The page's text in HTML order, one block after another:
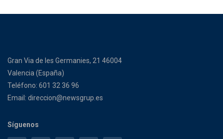
Gran Via de les Germanies, 21 46004
Valencia (España)
Teléfono: 601 32 36 96
Email: direccion@newsgrup.es
Síguenos